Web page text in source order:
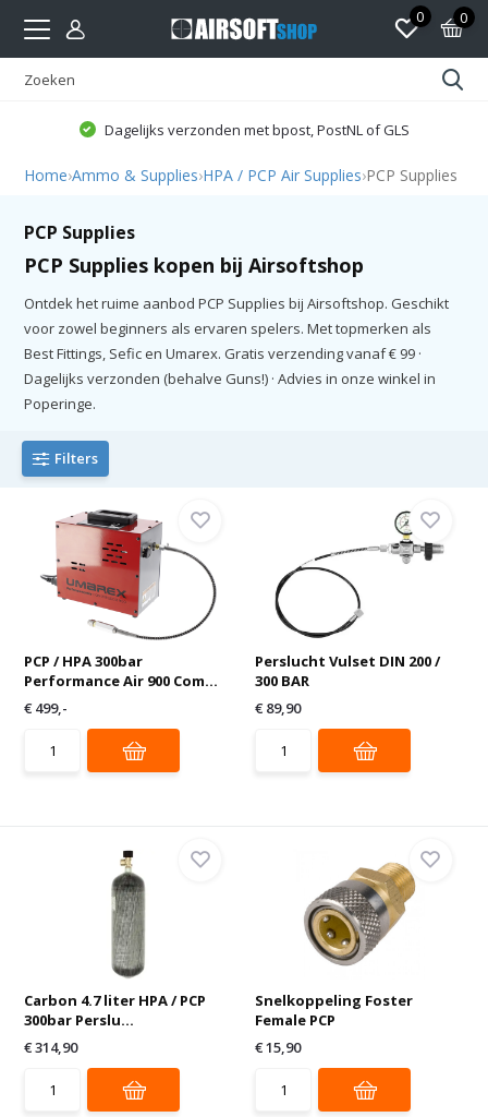
0 0
Dagelijks verzonden met bpost, PostNL of GLS
Home›Ammo & Supplies›HPA / PCP Air Supplies›PCP Supplies
PCP Supplies
PCP Supplies kopen bij Airsoftshop
Ontdek het ruime aanbod PCP Supplies bij Airsoftshop. Geschikt
voor zowel beginners als ervaren spelers. Met topmerken als
Best Fittings, Sefic en Umarex. Gratis verzending vanaf € 99 ·
Dagelijks verzonden (behalve Guns!) · Advies in onze winkel in
Poperinge.
Filters
PCP / HPA 300bar
Performance Air 900 Com...
€ 499,-
Perslucht Vulset DIN 200 /
300 BAR
€ 89,90
Carbon 4.7 liter HPA / PCP
300bar Perslu...
€ 314,90
Snelkoppeling Foster
Female PCP
€ 15,90